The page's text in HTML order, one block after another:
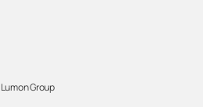
Schaffhausen
Lumon Group